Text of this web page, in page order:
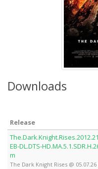
Downloads
Release
EB-DL.DTS-
m
The Dark Knight Rises @